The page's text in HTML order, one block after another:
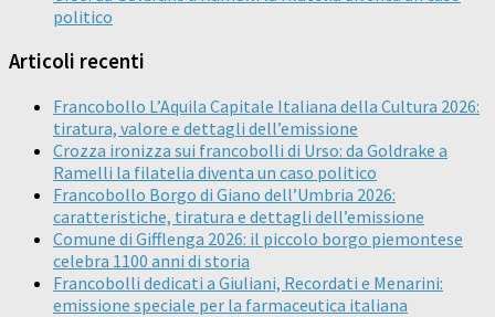
politico
Articoli recenti
Francobollo L’Aquila Capitale Italiana della Cultura 2026:
tiratura, valore e dettagli dell’emissione
Crozza ironizza sui francobolli di Urso: da Goldrake a
Ramelli la filatelia diventa un caso politico
Francobollo Borgo di Giano dell’Umbria 2026:
caratteristiche, tiratura e dettagli dell’emissione
Comune di Gifflenga 2026: il piccolo borgo piemontese
celebra 1100 anni di storia
Francobolli dedicati a Giuliani, Recordati e Menarini:
emissione speciale per la farmaceutica italiana